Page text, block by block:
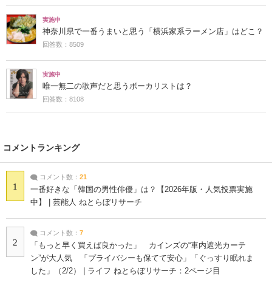
実施中
神奈川県で一番うまいと思う「横浜家系ラーメン店」はどこ？
回答数：8509
実施中
唯一無二の歌声だと思うボーカリストは？
回答数：8108
コメントランキング
1
コメント数： 21
一番好きな「韓国の男性俳優」は？【2026年版・人気投票実施
中】 | 芸能人 ねとらぼリサーチ
2
コメント数： 7
「もっと早く買えば良かった」 カインズの“車内遮光カーテ
ン”が大人気 「プライバシーも保てて安心」「ぐっすり眠れま
した」（2/2） | ライフ ねとらぼリサーチ：2ページ目